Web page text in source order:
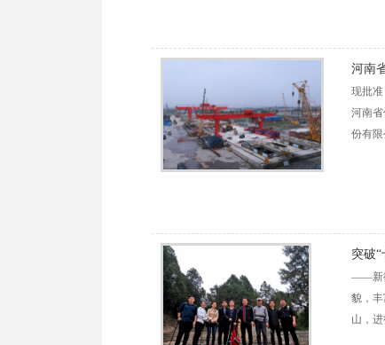
河南
现批
河南
份有限
突破
——新
貌，
山，